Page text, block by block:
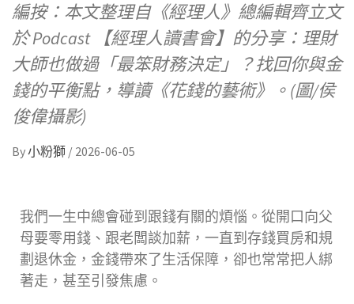
編按：本文整理自《經理人》總編輯齊立文
於 Podcast 【經理人讀書會】的分享：理財
大師也做過「最笨財務決定」？找回你與金
錢的平衡點，導讀《花錢的藝術》。(圖/侯
俊偉攝影)
By小粉獅 / 2026-06-05
我們一生中總會碰到跟錢有關的煩惱。從開口向父
母要零用錢、跟老闆談加薪，一直到存錢買房和規
劃退休金，金錢帶來了生活保障，卻也常常把人綁
著走，甚至引發焦慮。